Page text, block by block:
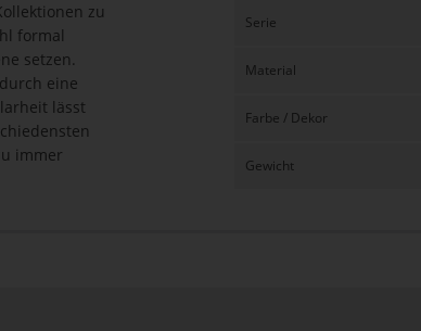
zu
formal
setzen.
eine
lässt
immer
Serie
Material
Farbe / Dekor
Gewicht